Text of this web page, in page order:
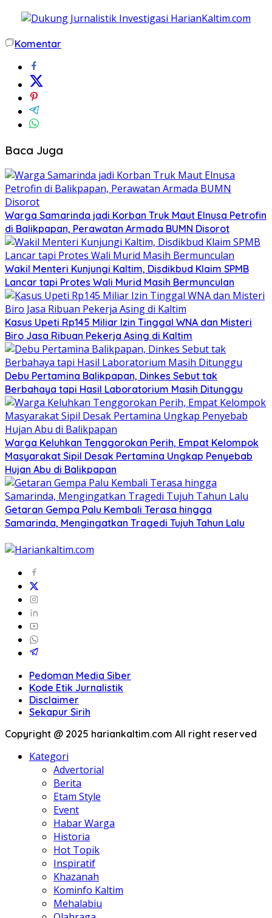
Komentar
Baca Juga
Warga Samarinda jadi Korban Truk Maut Elnusa Petrofin
di Balikpapan, Perawatan Armada BUMN Disorot
Wakil Menteri Kunjungi Kaltim, Disdikbud Klaim SPMB
Lancar tapi Protes Wali Murid Masih Bermunculan
Kasus Upeti Rp145 Miliar Izin Tinggal WNA dan Misteri
Biro Jasa Ribuan Pekerja Asing di Kaltim
Debu Pertamina Balikpapan, Dinkes Sebut tak
Berbahaya tapi Hasil Laboratorium Masih Ditunggu
Warga Keluhkan Tenggorokan Perih, Empat Kelompok
Masyarakat Sipil Desak Pertamina Ungkap Penyebab
Hujan Abu di Balikpapan
Getaran Gempa Palu Kembali Terasa hingga
Samarinda, Mengingatkan Tragedi Tujuh Tahun Lalu
Pedoman Media Siber
Kode Etik Jurnalistik
Disclaimer
Sekapur Sirih
Copyright @ 2025 hariankaltim.com All right reserved
Kategori
Advertorial
Berita
Etam Style
Event
Habar Warga
Historia
Hot Topik
Inspiratif
Khazanah
Kominfo Kaltim
Mehalabiu